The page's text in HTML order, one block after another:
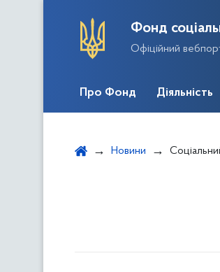
Фонд
Офіційний
Про Фонд Діяльність
Новини